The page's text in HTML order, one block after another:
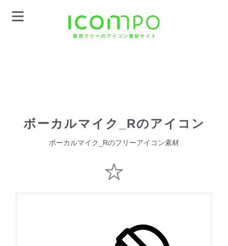
商用フリーのアイコン素材サイト
ボーカルマイク_Rのアイコン
ボーカルマイク_Rのフリーアイコン素材